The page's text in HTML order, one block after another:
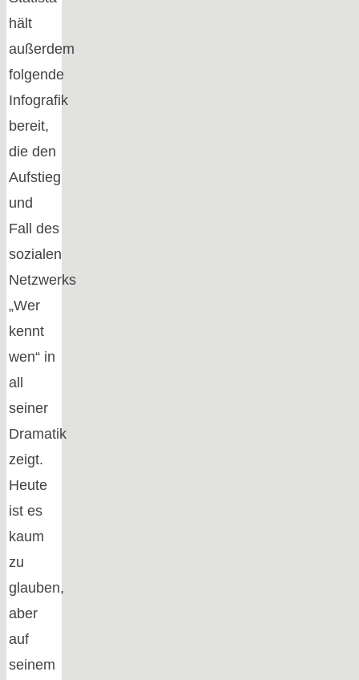
hält
außerdem
folgende
Infografik
bereit,
die den
Aufstieg
und
Fall des
sozialen
Netzwerks
„Wer
kennt
wen“ in
all
seiner
Dramatik
zeigt.
Heute
ist es
kaum
zu
glauben,
aber
auf
seinem